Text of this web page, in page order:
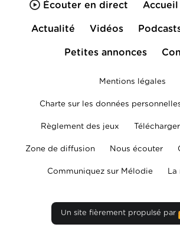
Écouter en direct Accueil
Actualité Vidéos
Petites annonces
Mentions légales
Charte sur les données
Règlement des jeux
Zone de diffusion Nous écouter
Communiquez sur Mélodie La
Un site fièrement propulsé par